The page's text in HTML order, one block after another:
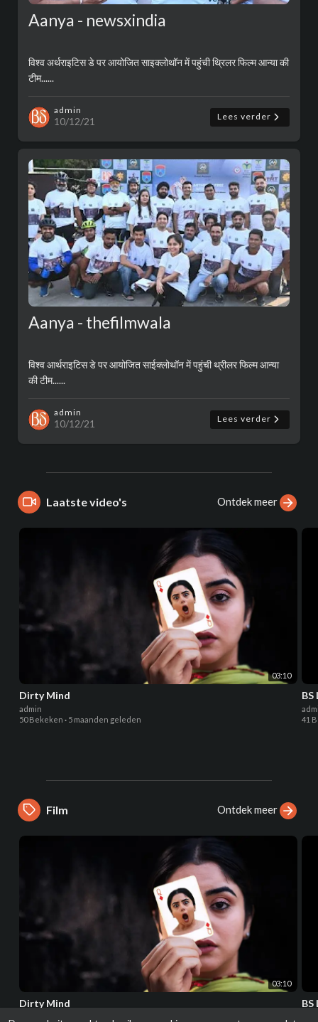
Aanya - newsxindia
विश्व अर्थराइटिस डे पर आयोजित साइक्लोथॉन में पहुंची थ्रिलर फिल्म आन्या की
टीम......
admin
10/12/21 Lees verder
Aanya - thefilmwala
विश्व आर्थराइटिस डे पर आयोजित साईक्लोथॉन में पहुंची थ्रीलर फिल्म आन्या
की टीम......
admin
10/12/21 Lees verder
Laatste video's Ontdek meer
03:10
Dirty Mind
admin
50 Bekeken · 5 maanden geleden
BS
41
Film Ontdek meer
03:10
Dirty Mind BS